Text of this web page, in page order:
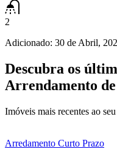
2
Adicionado: 30 de Abril,
Descubra os
Arrendamento
Imóveis mais recentes ao
Arredamento Curto Prazo